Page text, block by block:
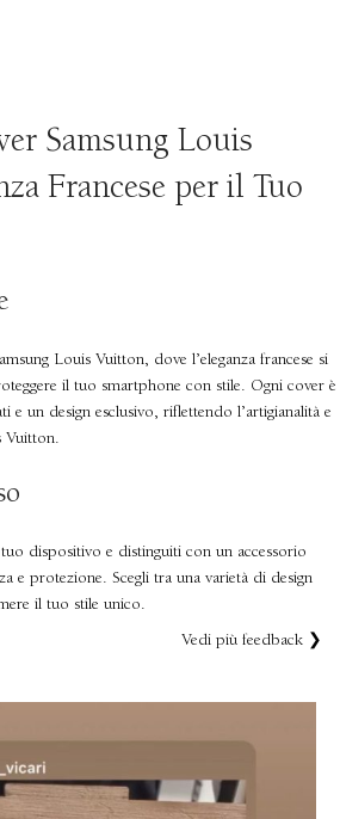
Samsung Louis
Francese per il Tuo
Louis Vuitton, dove l’eleganza francese si
il tuo smartphone con stile. Ogni cover è
e un design esclusivo, riflettendo l’artigianalità e
Vuitton.
dispositivo e distinguiti con un accessorio
e protezione. Scegli tra una varietà di design
il tuo stile unico.
Vedi più feedback ❯